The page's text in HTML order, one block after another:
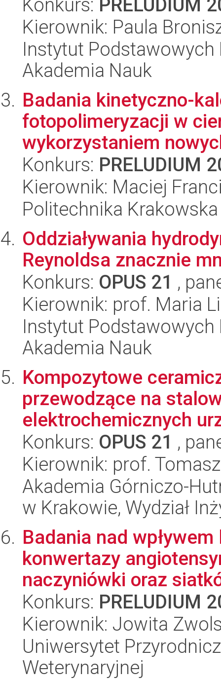
Konkurs: PRELUDIUM
Kierownik: Paula
Instytut
Akademia Nauk
Badania kinetyczno-
fotopolimeryzacji w
wykorzystaniem
Konkurs: PRELUDIUM
Kierownik: Maciej
Politechnika
Oddziaływania
Reynoldsa znacznie
Konkurs: OPUS 21 ,
Kierownik: prof. Maria
Instytut
Akademia Nauk
Kompozytowe
przewodzące na
elektrochemicznych
Konkurs: OPUS 21 ,
Kierownik: prof.
Akademia Górniczo-
w Krakowie, Wydział
Badania nad
konwertazy
naczyniówki oraz
Konkurs: PRELUDIUM
Kierownik: Jowita
Uniwersytet
Weterynaryjnej